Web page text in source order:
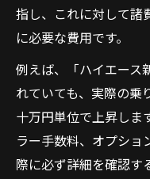
指し、これに対して諸
に必要な費用です。
例えば、「ハイエース
れていても、実際の乗
十万円単位で上昇しま
ラー手数料、オプショ
際に必ず詳細を確認す